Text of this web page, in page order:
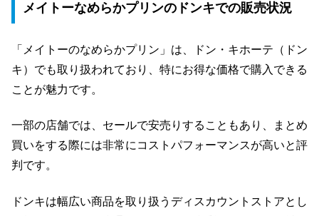
メイトーなめらかプリンのドンキでの販売状況
「メイトーのなめらかプリン」は、ドン・キホーテ（ドン
キ）でも取り扱われており、特にお得な価格で購入できる
ことが魅力です。
一部の店舗では、セールで安売りすることもあり、まとめ
買いをする際には非常にコストパフォーマンスが高いと評
判です。
ドンキは幅広い商品を取り扱うディスカウントストアとし